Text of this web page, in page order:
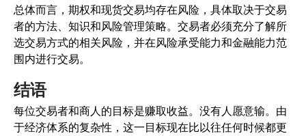
总体而言，期权和现货交易均存在风险，具体取决于交易
者的方法、知识和风险管理策略。交易者必须充分了解所
选交易方式的相关风险，并在风险承受能力和金融能力范
围内进行交易。
结语
每位交易者和商人的目标是赚取收益。没有人愿意输。由
于经济体系的复杂性，这一目标现在比以往任何时候都更